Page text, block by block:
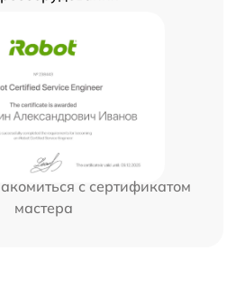
с сертификатом
мастера